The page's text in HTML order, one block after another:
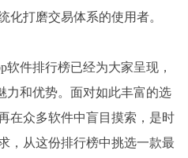
化打磨交易体系的使用者。
软件排行榜已经为大家呈现，
力和优势。面对如此丰富的选
在众多软件中盲目摸索，是时
，从这份排行榜中挑选一款最